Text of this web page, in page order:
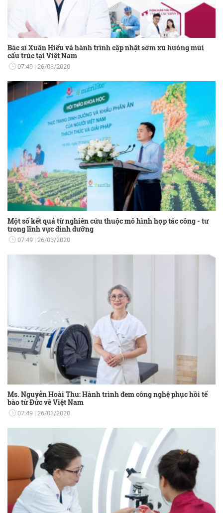
Bác sĩ Xuân Hiếu và hành trình cập nhật sớm xu hướng mũi
cấu trúc tại Việt Nam
07:49 26/03/2020
Một số kết quả từ nghiên cứu thuộc mô hình hợp tác công - tư
trong lĩnh vực dinh dưỡng
07:49 26/03/2020
Ms. Nguyễn Hoài Thu: Hành trình đem công nghệ phục hồi tế
bào từ Đức về Việt Nam
07:49 26/03/2020